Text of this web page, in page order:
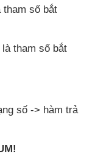
tham số bắt
là tham số bắt
số -> hàm trả